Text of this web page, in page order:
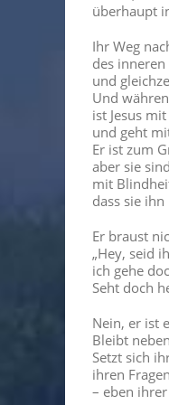
überhaupt
Ihr Weg
des inneren
und
Und
ist Jesus
und geht
Er ist zum
aber sie
mit
dass sie
Er braust
„Hey, seid
ich gehe
Seht doch
Nein, er ist
Bleibt
Setzt sich
ihren
– eben